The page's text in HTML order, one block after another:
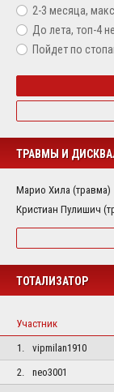
2-3 месяца,
До лета, топ-4
Пойдет по
ТРАВМЫ И
Марио Хила (травма)
Кристиан Пулишич
ТОТАЛИЗАТОР
Участник
1.
vipmilan1910
2.
neo3001